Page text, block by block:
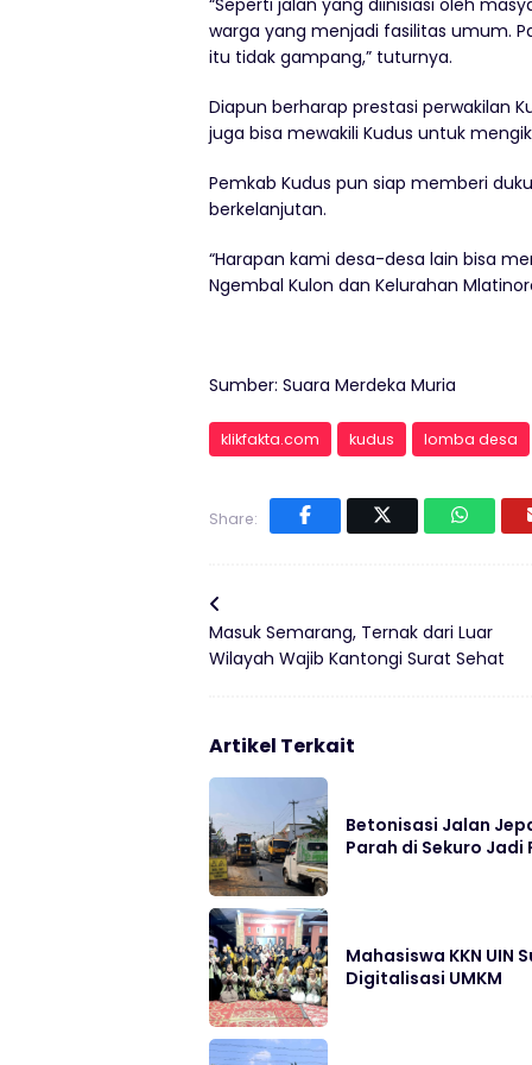
warga yang menjadi fasilitas umum.
itu tidak gampang,” tuturnya.
Diapun berharap prestasi perwakilan
juga bisa mewakili Kudus untuk
Pemkab Kudus pun siap memberi
berkelanjutan.
“Harapan kami desa-desa lain bisa
Ngembal Kulon dan Kelurahan
Sumber: Suara Merdeka Muria
klikfakta.com kudus lomba desa
Share:
Masuk Semarang, Ternak dari Luar
Wilayah Wajib Kantongi Surat Sehat
Artikel Terkait
Betonisasi Jalan
Parah di Sekuro
Mahasiswa KKN UIN
Digitalisasi UMKM